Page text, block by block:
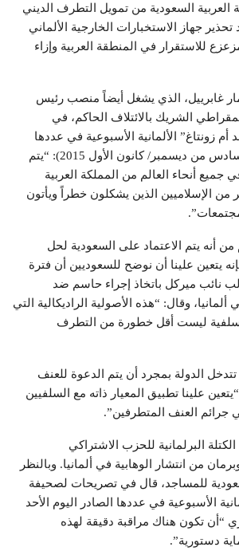
العربية السعودية من تمويل التطرف الديني
تحذير جهاز الاستخبارات الخارجية الألماني
للاستقرار في المنطقة العربية وإزاء
غابرييل، الذي يشغل أيضاً منصب رئيس
الشريك بالائتلاف الحاكم، في
أم زونتاغ” الألمانية الأسبوعية في عددها
الصادر اليوم الأحد (السادس من ديسمبر/ كانون الأول 2015): “يتم
جميع أنحاء العالم من المملكة العربية
من الإسلاميين الذين يشكلون خطراً ويأتون
أنه يتم الاعتماد على السعودية لحل
يتعين علينا أن نوضح للسعوديين أن فترة
نائب ميركل باتخاذ إجراء حاسم ضد
ألمانيا، وقال: “هذه الأصولية الراديكالية التي
ليست أقل خطورة من التطرف
الدولة بمجرد أن يتم الدعوة للعنف
علينا تطبيق المعيار ذاته مع السلفيين
جرائم العنف المتطرفين”.
البرلمانية للحزب الاشتراكي
من انتشار الوهابية في ألمانيا. وبالنظر
للمساجد، قال في تصريحات لصحيفة
الأسبوعية في عددها الصادر اليوم الأحد
“أن تكون هناك مراقبة دقيقة لهذه
دستورية”.